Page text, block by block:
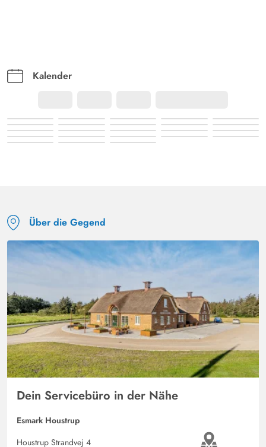
Kalender
Über die Gegend
Dein Servicebüro in der Nähe
Esmark Houstrup
Houstrup Strandvej 4